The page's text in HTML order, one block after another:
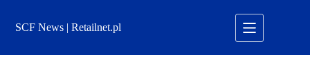
treściSCF News | Retailnet.pl